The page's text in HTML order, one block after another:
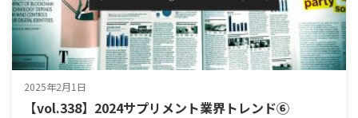
2025年2月1日
【vol.338】2024サプリメント業界トレンド⑥